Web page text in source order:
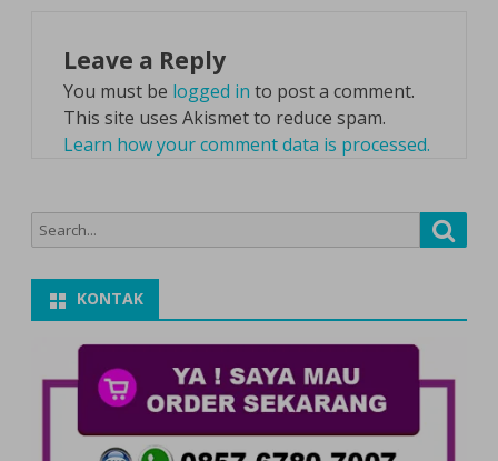
Leave a Reply
You must be logged in to post a comment.
This site uses Akismet to reduce spam.
Learn how your comment data is processed.
Search
for:
KONTAK